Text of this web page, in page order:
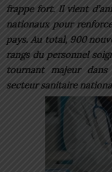
frappe fort. Il vient
nationaux pour
pays. Au total, 900
rangs du personnel
tournant majeur
secteur sanitaire